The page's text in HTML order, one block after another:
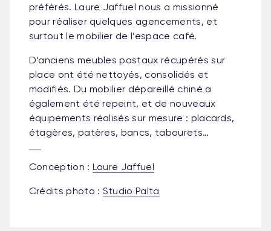
préférés. Laure Jaffuel nous a missionné
pour réaliser quelques agencements, et
surtout le mobilier de l’espace café.
D’anciens meubles postaux récupérés sur
place ont été nettoyés, consolidés et
modifiés. Du mobilier dépareillé chiné a
également été repeint, et de nouveaux
équipements réalisés sur mesure : placards,
étagères, patères, bancs, tabourets…
Conception : Laure Jaffuel
Crédits photo : Studio Palta